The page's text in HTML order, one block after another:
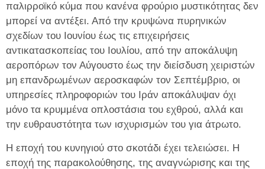
παλιρροϊκό κύμα που κανένα φρούριο μυστικότητας δεν
μπορεί να αντέξει. Από την κρυψώνα πυρηνικών
σχεδίων του Ιουνίου έως τις επιχειρήσεις
αντικατασκοπείας του Ιουλίου, από την αποκάλυψη
αεροπόρων τον Αύγουστο έως την διείσδυση χειριστών
μη επανδρωμένων αεροσκαφών τον Σεπτέμβριο, οι
υπηρεσίες πληροφοριών του Ιράν αποκάλυψαν όχι
μόνο τα κρυμμένα οπλοστάσια του εχθρού, αλλά και
την ευθραυστότητα των ισχυρισμών του για άτρωτο.
Η εποχή του κυνηγιού στο σκοτάδι έχει τελειώσει. Η
εποχή της παρακολούθησης, της αναγνώρισης και της